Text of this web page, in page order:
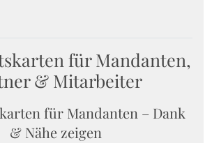
für Mandanten,
& Mitarbeiter
für Mandanten – Dank
& Nähe zeigen